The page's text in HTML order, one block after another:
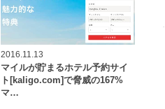
2016.11.13
マイルが貯まるホテル予約サイ
ト[kaligo.com]で脅威の167%
マ…